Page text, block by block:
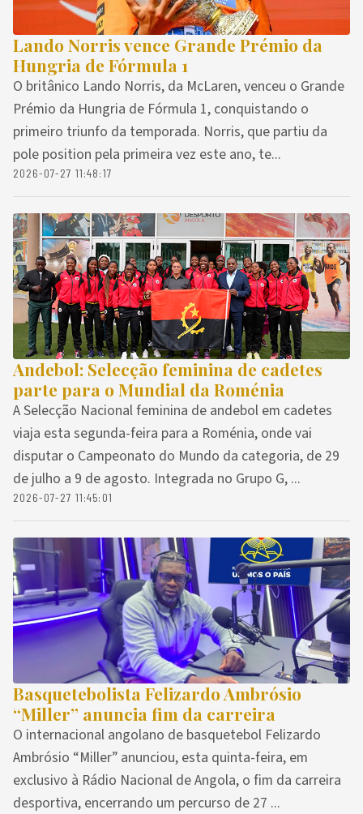
Lando Norris vence Grande Prémio da
Hungria de Fórmula 1
O britânico Lando Norris, da McLaren, venceu o Grande
Prémio da Hungria de Fórmula 1, conquistando o
primeiro triunfo da temporada. Norris, que partiu da
pole position pela primeira vez este ano, te...
2026-07-27 11:48:17
Andebol: Selecção feminina de cadetes
parte para o Mundial da Roménia
A Selecção Nacional feminina de andebol em cadetes
viaja esta segunda-feira para a Roménia, onde vai
disputar o Campeonato do Mundo da categoria, de 29
de julho a 9 de agosto. Integrada no Grupo G, ...
2026-07-27 11:45:01
Basquetebolista Felizardo Ambrósio
“Miller” anuncia fim da carreira
O internacional angolano de basquetebol Felizardo
Ambrósio “Miller” anunciou, esta quinta-feira, em
exclusivo à Rádio Nacional de Angola, o fim da carreira
desportiva, encerrando um percurso de 27 ...